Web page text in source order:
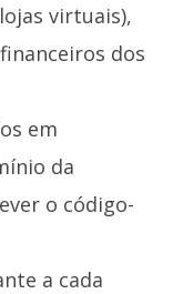
virtuais),
dos
em
da
o código-
a cada